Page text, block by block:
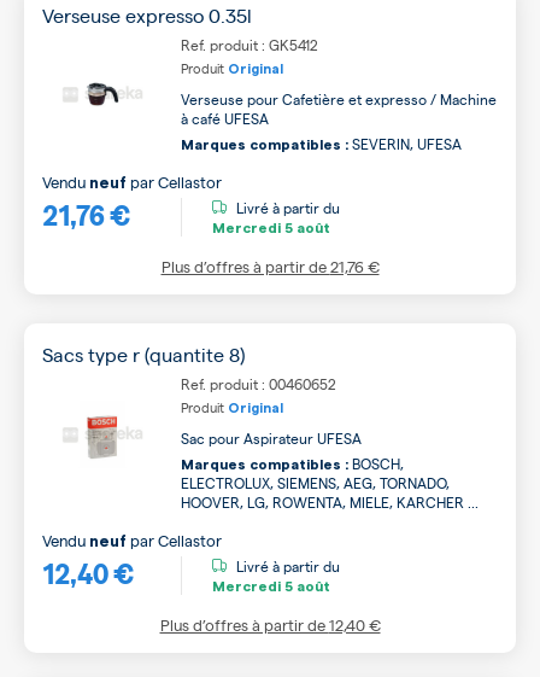
Verseuse expresso 0.35l
Ref. produit : GK5412
Produit Original
Verseuse pour Cafetière et expresso / Machine
à café UFESA
Marques compatibles : SEVERIN, UFESA
21,76 €
Vendu neuf parCellastor
Livré à partir du
Mercredi 5 août
Plus d’offres à partir de21,76 €
Sacs type r (quantite 8)
Ref. produit : 00460652
Produit Original
Sac pour Aspirateur UFESA
Marques compatibles : BOSCH,
ELECTROLUX, SIEMENS, AEG, TORNADO,
HOOVER, LG, ROWENTA, MIELE, KARCHER ...
12,40 €
Vendu neuf parCellastor
Livré à partir du
Mercredi 5 août
Plus d’offres à partir de12,40 €